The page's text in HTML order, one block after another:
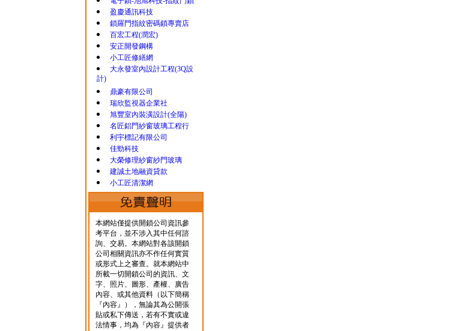
盈慶通訊科技
鎖羅門指紋密碼鎖專賣店
百宏工程(潤宏)
安正開發鋼構
小工匠修繕網
大永發室內設計工程(3Q設
計)
鼎豪有限公司
瑞欣監視器企業社
旭豐室內裝潢設計(全陽)
名匠鋁門紗窗玻璃工程行
利宇標記有限公司
佳勁科技
大榮修理紗窗紗門玻璃
建誠土地融資貸款
小工匠清潔網
本網站僅提供開鎖公司資訊參
考平台，並不涉入其中任何諮
詢、交易。本網站對各該開鎖
公司相關資訊亦不作任何實質
或形式上之審查。就本網站中
所載一切開鎖公司的資訊、文
字、照片、圖形、產權、廣告
內容、或其他資料（以下簡稱
『內容』），無論其為公開張
貼或私下傳送，若有不實或違
法情事，均為『內容』提供者